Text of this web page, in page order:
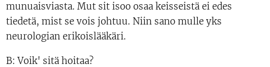
munuaisviasta. Mut sit isoo osaa keisseistä ei edes
tiedetä, mist se vois johtuu. Niin sano mulle yks
neurologian erikoislääkäri.
B: Voik' sitä hoitaa?